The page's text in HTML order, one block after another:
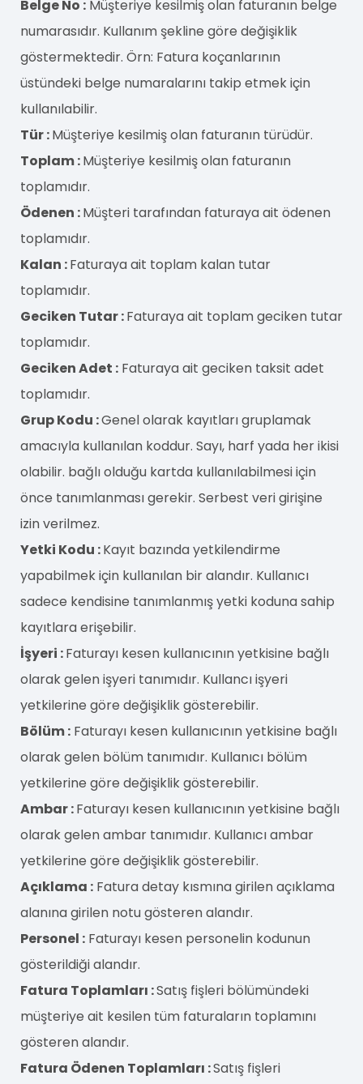
Belge No : Müşteriye kesilmiş olan faturanın belge
numarasıdır. Kullanım şekline göre değişiklik
göstermektedir. Örn: Fatura koçanlarının
üstündeki belge numaralarını takip etmek için
kullanılabilir.
Tür :Müşteriye kesilmiş olan faturanın türüdür.
Toplam :Müşteriye kesilmiş olan faturanın
toplamıdır.
Ödenen :Müşteri tarafından faturaya ait ödenen
toplamıdır.
Kalan :Faturaya ait toplam kalan tutar
toplamıdır.
Geciken Tutar :Faturaya ait toplam geciken tutar
toplamıdır.
Geciken Adet : Faturaya ait geciken taksit adet
toplamıdır.
Grup Kodu :Genel olarak kayıtları gruplamak
amacıyla kullanılan koddur. Sayı, harf yada her ikisi
olabilir. bağlı olduğu kartda kullanılabilmesi için
önce tanımlanması gerekir. Serbest veri girişine
izin verilmez.
Yetki Kodu :Kayıt bazında yetkilendirme
yapabilmek için kullanılan bir alandır. Kullanıcı
sadece kendisine tanımlanmış yetki koduna sahip
kayıtlara erişebilir.
İşyeri :Faturayı kesen kullanıcının yetkisine bağlı
olarak gelen işyeri tanımıdır. Kullancı işyeri
yetkilerine göre değişiklik gösterebilir.
Bölüm : Faturayı kesen kullanıcının yetkisine bağlı
olarak gelen bölüm tanımıdır. Kullanıcı bölüm
yetkilerine göre değişiklik gösterebilir.
Ambar :Faturayı kesen kullanıcının yetkisine bağlı
olarak gelen ambar tanımıdır. Kullanıcı ambar
yetkilerine göre değişiklik gösterebilir.
Açıklama : Fatura detay kısmına girilen açıklama
alanına girilen notu gösteren alandır.
Personel : Faturayı kesen personelin kodunun
gösterildiği alandır.
Fatura Toplamları :Satış fişleri bölümündeki
müşteriye ait kesilen tüm faturaların toplamını
gösteren alandır.
Fatura Ödenen Toplamları :Satış fişleri